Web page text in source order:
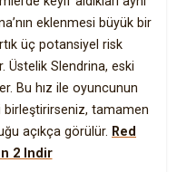
eklenmesi büyük bir
üç potansiyel risk
Üstelik Slendrina, eski
Bu hız ile oyuncunun
tamamen
açıkça görülür. Red
2 Indir